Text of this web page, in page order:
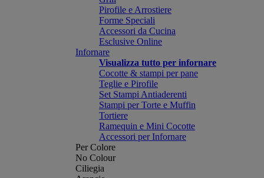
Pirofile e Arrostiere
Forme Speciali
Accessori da Cucina
Esclusive Online
Infornare
Visualizza tutto per infornare
Cocotte & stampi per pane
Teglie e Pirofile
Set Stampi Antiaderenti
Stampi per Torte e Muffin
Tortiere
Ramequin e Mini Cocotte
Accessori per Infornare
Per Colore
No Colour
Ciliegia